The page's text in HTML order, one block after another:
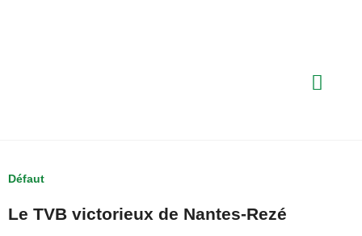
Défaut
Le TVB victorieux de Nantes-Rezé